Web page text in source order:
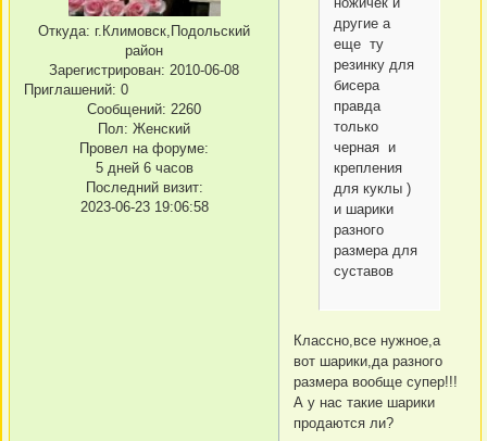
Откуда: г.Климовск,Подольский
район
Зарегистрирован: 2010-06-08
Приглашений: 0
Сообщений: 2260
Пол: Женский
Провел на форуме:
5 дней 6 часов
Последний визит:
2023-06-23 19:06:58
другие а
еще ту
резинку для
бисера
правда
только
черная и
крепления
для куклы )
и шарики
разного
размера для
суставов
Классно,все нужное,а
вот шарики,да разного
размера вообще супер!!!
А у нас такие шарики
продаются ли?